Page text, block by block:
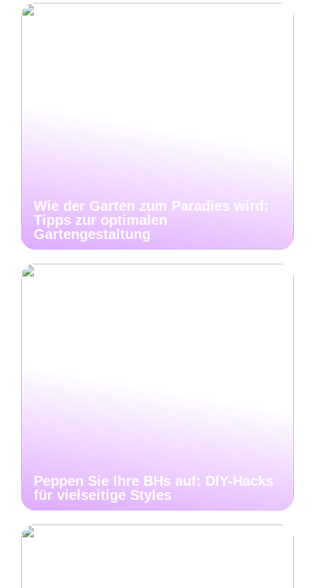
Wie der Garten zum Paradies wird:
Tipps zur optimalen
Gartengestaltung
Peppen Sie Ihre BHs auf: DIY-Hacks
für vielseitige Styles